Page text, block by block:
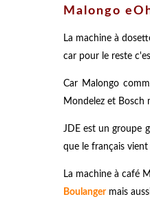
Malongo
La machine à
car pour le reste
Car Malongo
Mondelez et Bosch
JDE est un groupe
que le français
La machine à café
Boulangermais